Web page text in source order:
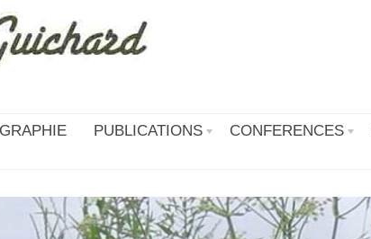
PUBLICATIONS CONFERENCES